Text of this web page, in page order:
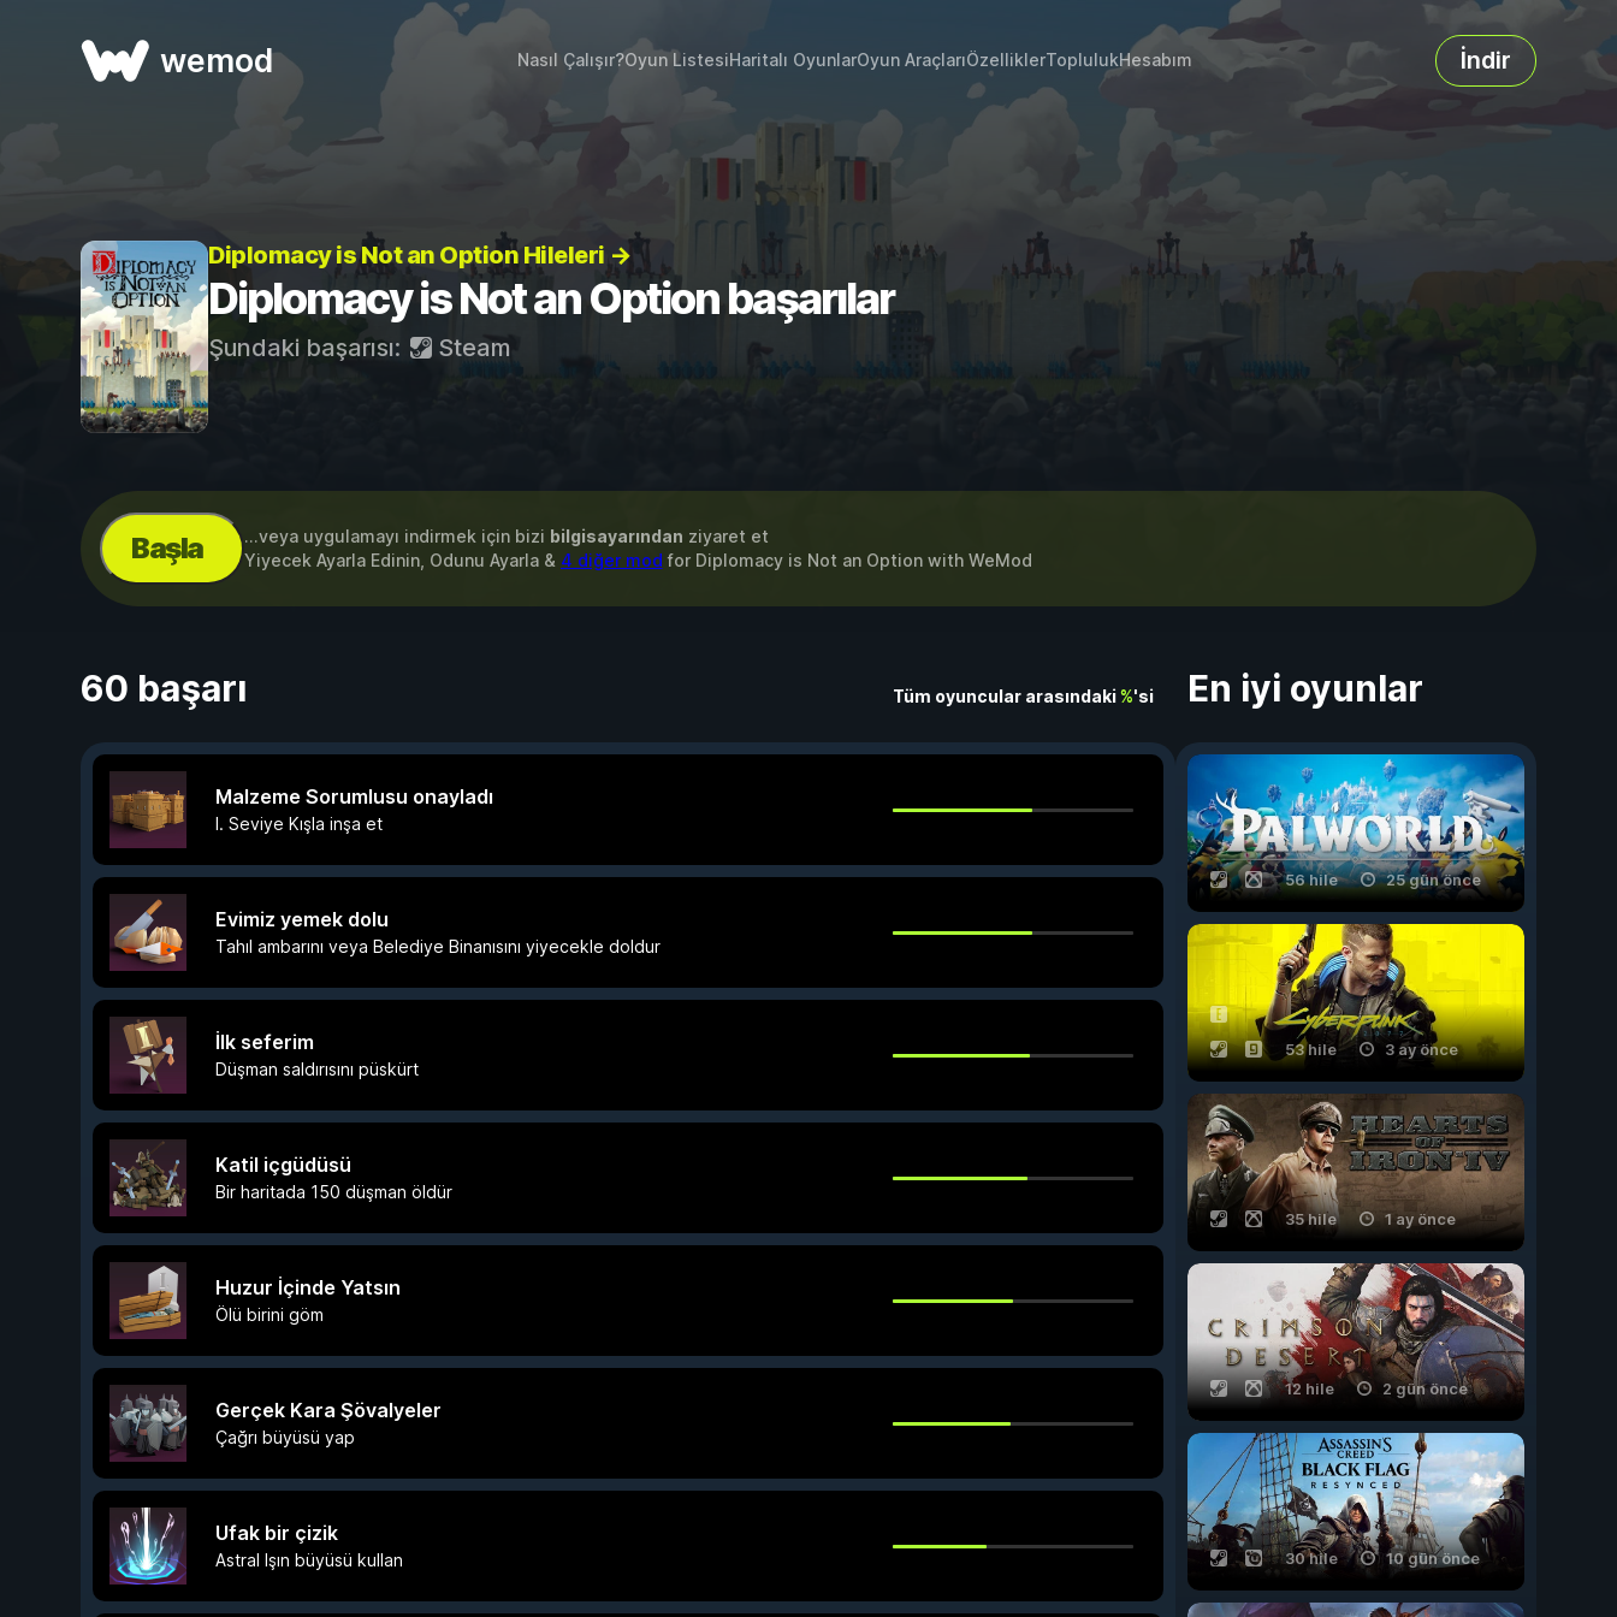
wemod Nasıl Çalışır?Oyun ListesiHaritalı OyunlarOyun AraçlarıÖzelliklerToplulukHesabım İndir
Diplomacy is Not an Option Hileleri →
Diplomacy is Not an Option başarılar
Şundaki başarısı: Steam
Başla ...veya uygulamayı indirmek için bizi bilgisayarından ziyaret et
Yiyecek Ayarla Edinin, Odunu Ayarla & 4 diğer mod for Diplomacy is Not an Optionwith WeMod
60 başarı Tüm oyuncular arasındaki%'si
Malzeme Sorumlusu onayladı
I. Seviye Kışla inşa et
Evimiz yemek dolu
Tahıl ambarını veya Belediye Binanısını yiyecekle doldur
İlk seferim
Düşman saldırısını püskürt
Katil içgüdüsü
Bir haritada 150 düşman öldür
Huzur İçinde Yatsın
Ölü birini göm
Gerçek Kara Şövalyeler
Çağrı büyüsü yap
Ufak bir çizik
Astral Işın büyüsü kullan
En iyi oyunlar
56 hile 25 gün önce
53 hile 3 ay önce
35 hile 1 ay önce
12 hile 2 gün önce
30 hile 10 gün önce